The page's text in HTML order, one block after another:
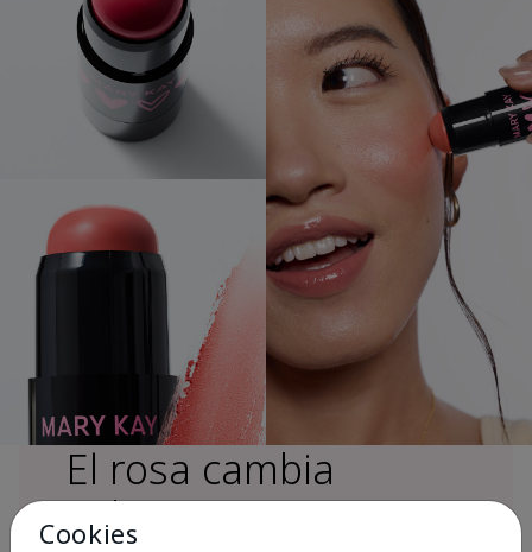
El rosa cambia
vidas®
Cookies